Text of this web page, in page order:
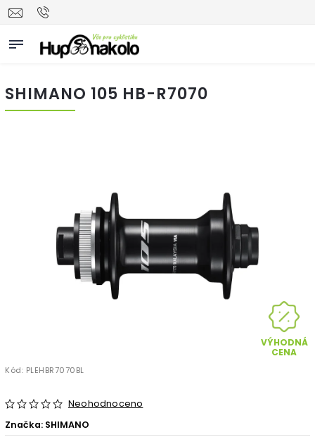
SHIMANO 105 HB-R7070
VÝHODNÁ
CENA
Kód: PLEHBR7070BL
Neohodnoceno
Značka: SHIMANO